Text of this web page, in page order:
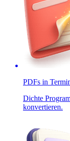
PDFs in
Dichte
konvertieren.